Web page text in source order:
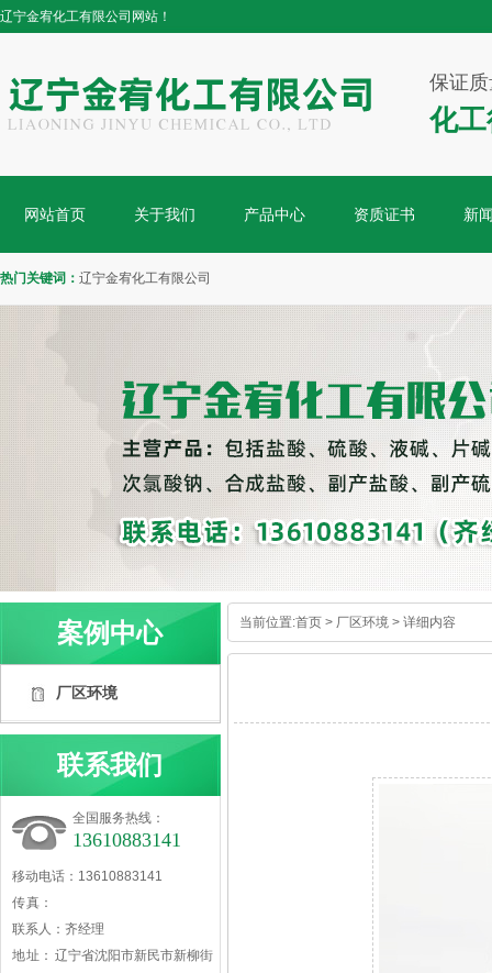
辽宁金宥化工有限公司网站！
保证
化
网站首页 关于我们 产品中心 资质证书 新
热门关键词： 辽宁金宥化工有限公司
当前位置:首页 > 厂区环境 > 详细内容
案例中心
厂区环境
联系我们
全国服务热线：
13610883141
移动电话：13610883141
传 真：
联系人：齐经理
地 址： 辽宁省沈阳市新民市新柳街